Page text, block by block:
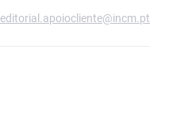
editorial.apoiocliente@incm.pt